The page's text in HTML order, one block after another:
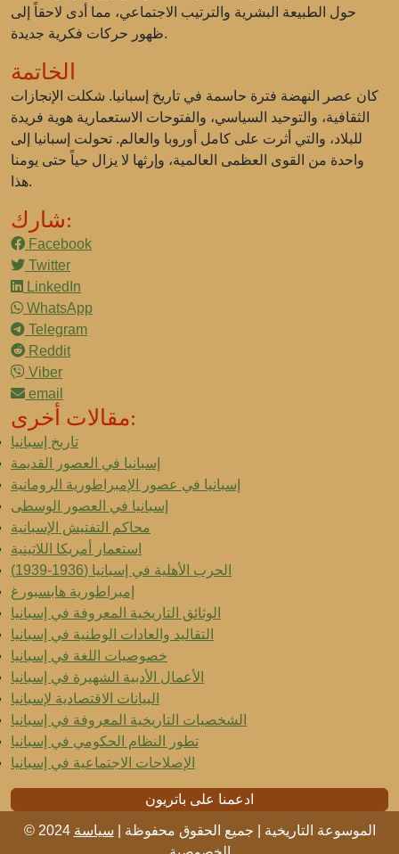
حول الطبيعة البشرية والترتيب الاجتماعي، مما أدى لاحقاً إلى
ظهور حركات فكرية جديدة.
الخاتمة
كان عصر النهضة فترة حاسمة في تاريخ إسبانيا. شكلت الإنجازات
الثقافية، والتوحيد السياسي، والفتوحات الاستعمارية هوية فريدة
للبلاد، والتي أثرت على كامل أوروبا والعالم. تحولت إسبانيا إلى
واحدة من القوى العظمى العالمية، وإرثها لا يزال حياً حتى يومنا
هذا.
شارك:
Facebook
Twitter
LinkedIn
WhatsApp
Telegram
Reddit
Viber
email
مقالات أخرى:
تاريخ إسبانيا
إسبانيا في العصور القديمة
إسبانيا في عصور الإمبراطورية الرومانية
إسبانيا في العصور الوسطى
محاكم التفتيش الإسبانية
استعمار أمريكا اللاتينية
الحرب الأهلية في إسبانيا (1936-1939)
إمبراطورية هابسبورغ
الوثائق التاريخية المعروفة في إسبانيا
التقاليد والعادات الوطنية في إسبانيا
خصوصيات اللغة في إسبانيا
الأعمال الأدبية الشهيرة في إسبانيا
البيانات الاقتصادية لإسبانيا
الشخصيات التاريخية المعروفة في إسبانيا
تطور النظام الحكومي في إسبانيا
الإصلاحات الاجتماعية في إسبانيا
ادعمنا على باتريون
© 2024 الموسوعة التاريخية | جميع الحقوق محفوظة | سياسة